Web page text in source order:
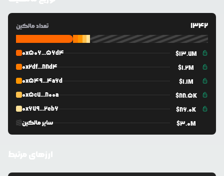
تعداد مالکین 1342
0x506...56d4 $13.7M
0x2df...88d4
$1.2M
0x549...4a6d
$1.1M
0x5c7...800a
$88.5K
0x679...2eb6
$86.0K
سایر مالکین
$3.0M